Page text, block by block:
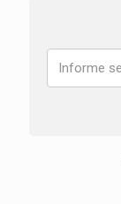
ANO